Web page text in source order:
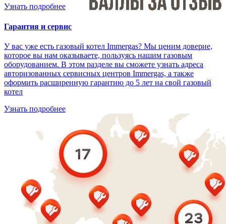
Узнать подробнее
Гарантия и сервис
У вас уже есть газовый котел Immergas? Мы ценим доверие,
которое вы нам оказываете, пользуясь нашим газовым
оборудованием. В этом разделе вы сможете узнать адреса
авторизованных сервисных центров Immergas, а также
оформить расширенную гарантию до 5 лет на свой газовый
котел
Узнать подробнее